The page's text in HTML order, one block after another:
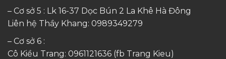
– Cơ sở 5 : Lk 16-37 Dọc Bún 2 La Khê Hà Đông
Liên hệ Thầy Khang: 0989349279
– Cơ sở 6 :
Cô Kiều Trang: 0961121636 (fb Trang Kieu)